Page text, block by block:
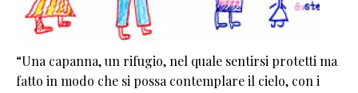
“Una capanna, un rifugio, nel quale sentirsi protetti ma
fatto in modo che si possa contemplare il cielo, con i